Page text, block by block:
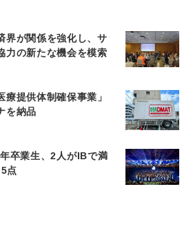
界が関係を強化し、サ
力の新たな機会を模索
療提供体制確保事業」
を納品
卒業生、2人がIBで満
点